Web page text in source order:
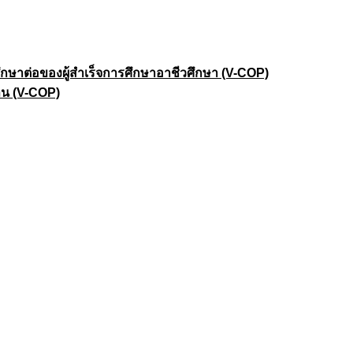
าต่อของผู้สำเร็จการศึกษาอาชีวศึกษา (V-COP)
(V-COP)